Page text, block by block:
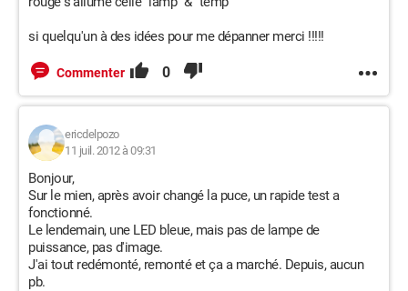
si quelqu'un à des idées pour me dépanner merci !!!!!
Commenter 0
ericdelpozo
11 juil. 2012 à 09:31
Bonjour,
Sur le mien, après avoir changé la puce, un rapide test a
fonctionné.
Le lendemain, une LED bleue, mais pas de lampe de
puissance, pas d'image.
J'ai tout redémonté, remonté et ça a marché. Depuis, aucun
pb.